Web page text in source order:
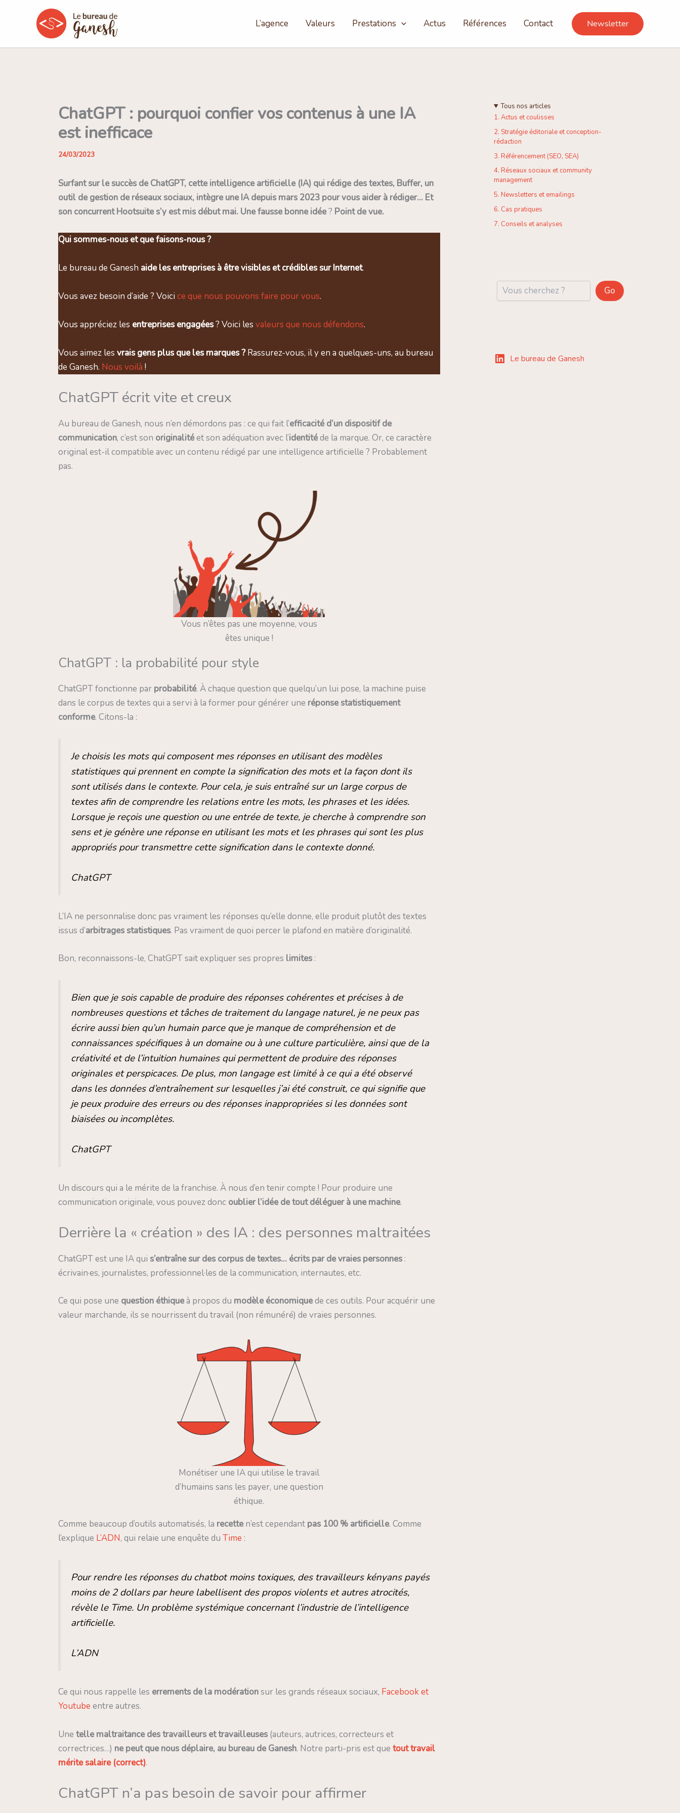
L’agence Valeurs Prestations Actus Références Contact Newsletter
ChatGPT : pourquoi confier vos contenus à une IA
est inefficace
24/03/2023
Surfant sur le succès de ChatGPT, cette intelligence artificielle (IA) qui rédige des textes, Buffer, un
outil de gestion de réseaux sociaux, intègre une IA depuis mars 2023 pour vous aider à rédiger… Et
son concurrent Hootsuite s’y est mis début mai. Une fausse bonne idée? Point de vue.
Qui sommes-nous et que faisons-nous ?
Le bureau de Ganesh aide les entreprises à être visibles et crédibles sur Internet.
Vous avez besoin d’aide ? Voicice que nous pouvons faire pour vous.
Vous appréciez les entreprises engagées? Voici les valeurs que nous défendons.
Vous aimez les vrais gens plus que les marques ?Rassurez-vous, il y en a quelques-uns, au bureau
de Ganesh. Nous voilà !
ChatGPT écrit vite et creux
Au bureau de Ganesh, nous n’en démordons pas : ce qui fait l’efficacité d’un dispositif de
communication, c’est son originalitéet son adéquation avec l’identitéde la marque. Or, ce caractère
original est-il compatible avec un contenu rédigé par une intelligence artificielle ? Probablement
pas.
Vous n’êtes pas une moyenne, vous
êtes unique !
ChatGPT : la probabilité pour style
ChatGPT fonctionne par probabilité. À chaque question que quelqu’un lui pose, la machine puise
dans le corpus de textes qui a servi à la former pour générer une réponse statistiquement
conforme. Citons-la :
Je choisis les mots qui composent mes réponses en utilisant des modèles
statistiques qui prennent en compte la signification des mots et la façon dont ils
sont utilisés dans le contexte. Pour cela, je suis entraîné sur un large corpus de
textes afin de comprendre les relations entre les mots, les phrases et les idées.
Lorsque je reçois une question ou une entrée de texte, je cherche à comprendre son
sens et je génère une réponse en utilisant les mots et les phrases qui sont les plus
appropriés pour transmettre cette signification dans le contexte donné.
ChatGPT
L’IA ne personnalise donc pas vraiment les réponses qu’elle donne, elle produit plutôt des textes
issus d’arbitrages statistiques. Pas vraiment de quoi percer le plafond en matière d’originalité.
Bon, reconnaissons-le, ChatGPT sait expliquer ses propres limites:
Bien que je sois capable de produire des réponses cohérentes et précises à de
nombreuses questions et tâches de traitement du langage naturel, je ne peux pas
écrire aussi bien qu’un humain parce que je manque de compréhension et de
connaissances spécifiques à un domaine ou à une culture particulière, ainsi que de la
créativité et de l’intuition humaines qui permettent de produire des réponses
originales et perspicaces. De plus, mon langage est limité à ce qui a été observé
dans les données d’entraînement sur lesquelles j’ai été construit, ce qui signifie que
je peux produire des erreurs ou des réponses inappropriées si les données sont
biaisées ou incomplètes.
ChatGPT
Un discours qui a le mérite de la franchise. À nous d’en tenir compte ! Pour produire une
communication originale, vous pouvez donc oublier l’idée de tout déléguer à une machine.
Derrière la « création » des IA : des personnes maltraitées
ChatGPT est une IA qui s’entraîne sur des corpus de textes… écrits par de vraies personnes:
écrivain·es, journalistes, professionnel·les de la communication, internautes, etc.
Ce qui pose une question éthiqueà propos du modèle économiquede ces outils. Pour acquérir une
valeur marchande, ils se nourrissent du travail (non rémunéré) de vraies personnes.
Monétiser une IA qui utilise le travail
d’humains sans les payer, une question
éthique.
Comme beaucoup d’outils automatisés, la recetten’est cependant pas 100 % artificielle. Comme
l’explique L’ADN, qui relaie une enquête du Time :
Pour rendre les réponses du chatbot moins toxiques, des travailleurs kényans payés
moins de 2 dollars par heure labellisent des propos violents et autres atrocités,
révèle le Time. Un problème systémique concernant l’industrie de l’intelligence
artificielle.
L’ADN
Ce qui nous rappelle les errements de la modérationsur les grands réseaux sociaux, Facebook et
Youtube entre autres.
Une telle maltraitance des travailleurs et travailleuses (auteurs, autrices, correcteurs et
correctrices…) ne peut que nous déplaire, au bureau de Ganesh. Notre parti-pris est que tout travail
mérite salaire (correct).
ChatGPT n’a pas besoin de savoir pour affirmer
Tous nos articles
1. Actus et coulisses
2. Stratégie éditoriale et conception-
rédaction
3. Référencement (SEO, SEA)
4. Réseaux sociaux et community
management
5. Newsletters et emailings
6. Cas pratiques
7. Conseils et analyses
Go
Le bureau de Ganesh